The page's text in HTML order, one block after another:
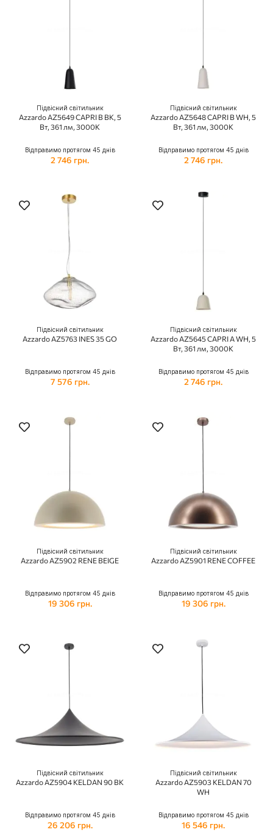
Підвісний світильник
Azzardo AZ5649 CAPRI B BK, 5
Вт, 361 лм, 3000К
Відправимо протягом 45 днів
2 746 грн.
Підвісний світильник
Azzardo AZ5648 CAPRI B WH, 5
Вт, 361 лм, 3000К
Відправимо протягом 45 днів
2 746 грн.
Підвісний світильник
Azzardo AZ5763 INES 35 GO
Відправимо протягом 45 днів
7 576 грн.
Підвісний світильник
Azzardo AZ5645 CAPRI A WH, 5
Вт, 361 лм, 3000К
Відправимо протягом 45 днів
2 746 грн.
Підвісний світильник
Azzardo AZ5902 RENE BEIGE
Відправимо протягом 45 днів
19 306 грн.
Підвісний світильник
Azzardo AZ5901 RENE COFFEE
Відправимо протягом 45 днів
19 306 грн.
Підвісний світильник
Azzardo AZ5904 KELDAN 90 BK
Відправимо протягом 45 днів
26 206 грн.
Підвісний світильник
Azzardo AZ5903 KELDAN 70
WH
Відправимо протягом 45 днів
16 546 грн.